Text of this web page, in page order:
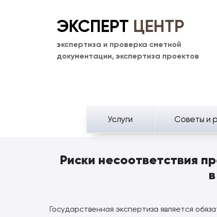
ЭКСПЕРТ ЦЕНТР
экспертиза и проверка сметной
документации, экспертиза проектов
Услуги Советы и
Риски несоответствия
Государственная экспертиза является